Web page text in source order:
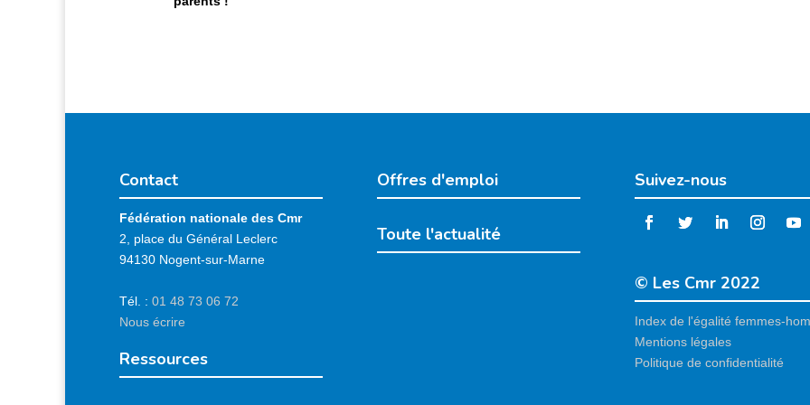
Contact
Fédération nationale des Cmr
2, place du Général Leclerc
94130 Nogent-sur-Marne
Tél. : 01 48 73 06 72
Nous écrire
Ressources
Offres d'emploi
Toute l'actualité
Suivez-nous
© Les Cmr 2022
Index de l'égalité femmes-
Mentions légales
Politique de confidentialité